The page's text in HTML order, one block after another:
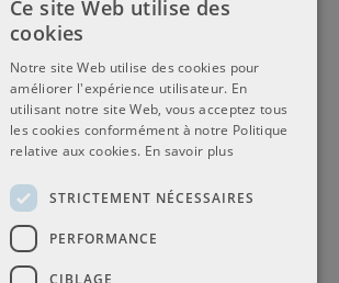
Ce site Web utilise des
cookies
Notre site Web utilise des cookies pour
améliorer l'expérience utilisateur. En
utilisant notre site Web, vous acceptez tous
les cookies conformément à notre Politique
relative aux cookies. En savoir plus
STRICTEMENT NÉCESSAIRES
PERFORMANCE
CIBLAGE